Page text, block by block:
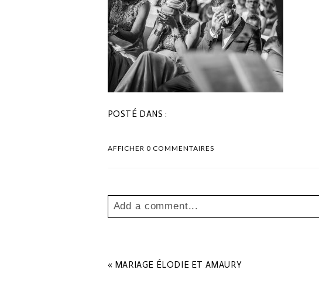
POSTÉ DANS :
AFFICHER0 COMMENTAIRES
Add a comment...
« MARIAGE ÉLODIE ET AMAURY